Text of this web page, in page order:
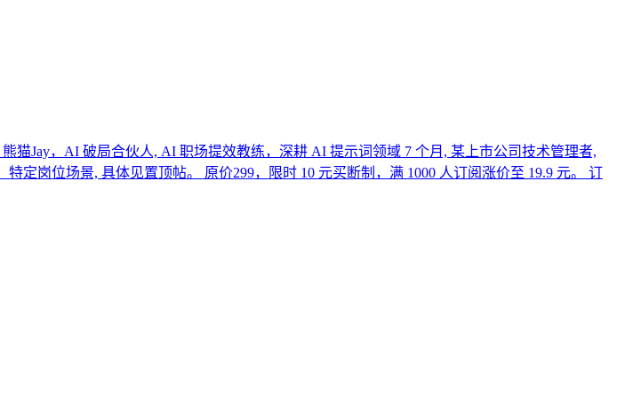
Jay，AI 破局合伙人, AI 职场提效教练，深耕 AI 提示词领域 7 个月, 某上市公司技术管理者,
岗位场景, 具体见置顶帖。 原价299，限时 10 元买断制，满 1000 人订阅涨价至 19.9 元。 订